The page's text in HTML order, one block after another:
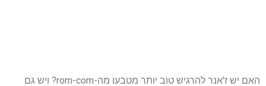
האם יש ז'אנר להרגיש טוב יותר מטבעו מה-rom-com? ויש גם